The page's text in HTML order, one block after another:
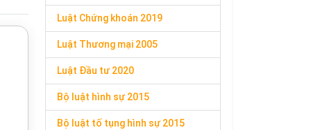
Luật Chứng khoán 2019
Luật Thương mại 2005
Luật Đầu tư 2020
Bộ luật hình sự 2015
Bộ luật tố tụng hình sự 2015